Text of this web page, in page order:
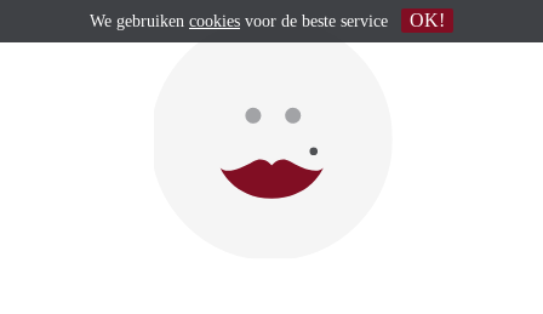
We gebruiken cookies voor de beste service OK!